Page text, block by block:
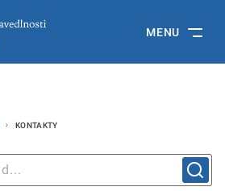
MENU
KONTAKTY